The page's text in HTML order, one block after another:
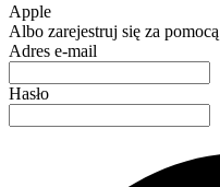
Apple
Albo zarejestruj się za
Adres e-mail
Hasło